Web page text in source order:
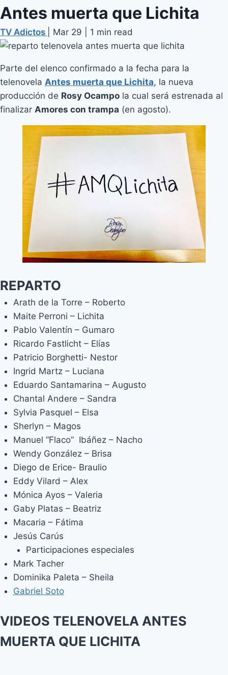
Antes muerta que Lichita
TV Adictos Mar 29 1 min read
Parte del elenco confirmado a la fecha para la
telenovela Antes muerta que Lichita, la nueva
producción de Rosy Ocampo la cual será estrenada al
finalizar Amores con trampa (en agosto).
REPARTO
Arath de la Torre – Roberto
Maite Perroni – Lichita
Pablo Valentín – Gumaro
Ricardo Fastlicht – Elías
Patricio Borghetti- Nestor
Ingrid Martz – Luciana
Eduardo Santamarina – Augusto
Chantal Andere – Sandra
Sylvia Pasquel – Elsa
Sherlyn – Magos
Manuel “Flaco” Ibáñez – Nacho
Wendy González – Brisa
Diego de Erice- Braulio
Eddy Vilard – Alex
Mónica Ayos – Valeria
Gaby Platas – Beatriz
Macaria – Fátima
Jesús Carús
Participaciones especiales
Mark Tacher
Dominika Paleta – Sheila
Gabriel Soto
VIDEOS TELENOVELA ANTES
MUERTA QUE LICHITA